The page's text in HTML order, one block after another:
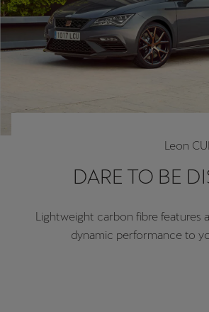
Leon
DARE TO BE
Lightweight carbon fibre features
dynamic performance to